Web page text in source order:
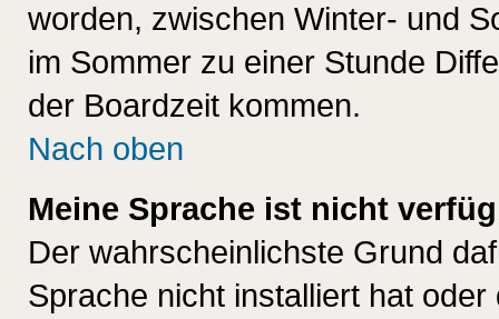
worden, zwischen Winter- und
im Sommer zu einer Stunde
der Boardzeit kommen.
Nach oben
Meine Sprache ist nicht
Der wahrscheinlichste Grund
Sprache nicht installiert hat